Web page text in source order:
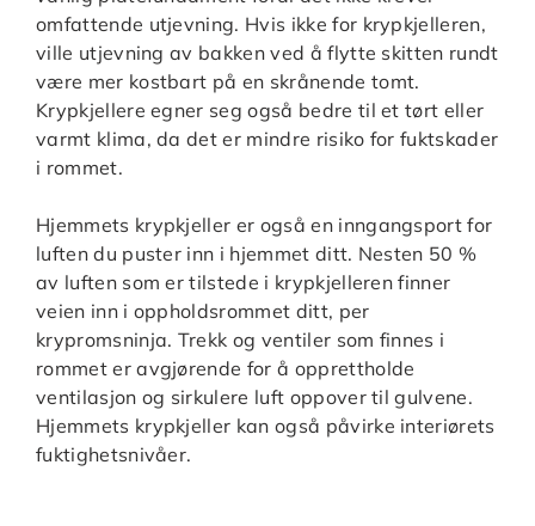
omfattende utjevning. Hvis ikke for krypkjelleren,
ville utjevning av bakken ved å flytte skitten rundt
være mer kostbart på en skrånende tomt.
Krypkjellere egner seg også bedre til et tørt eller
varmt klima, da det er mindre risiko for fuktskader
i rommet.
Hjemmets krypkjeller er også en inngangsport for
luften du puster inn i hjemmet ditt. Nesten 50 %
av luften som er tilstede i krypkjelleren finner
veien inn i oppholdsrommet ditt, per
krypromsninja. Trekk og ventiler som finnes i
rommet er avgjørende for å opprettholde
ventilasjon og sirkulere luft oppover til gulvene.
Hjemmets krypkjeller kan også påvirke interiørets
fuktighetsnivåer.